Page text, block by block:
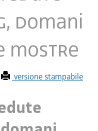
domani
mostre
versione stampabile